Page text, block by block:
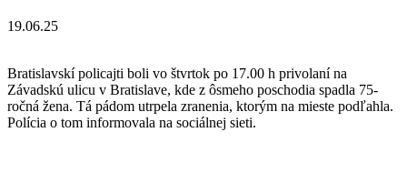
19.06.25
Bratislavskí policajti boli vo štvrtok po 17.00 h privolaní na
Závadskú ulicu v Bratislave, kde z ôsmeho poschodia spadla 75-
ročná žena. Tá pádom utrpela zranenia, ktorým na mieste podľahla.
Polícia o tom informovala na sociálnej sieti.